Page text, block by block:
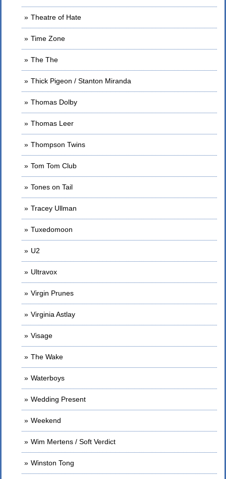
Theatre of Hate
Time Zone
The The
Thick Pigeon / Stanton Miranda
Thomas Dolby
Thomas Leer
Thompson Twins
Tom Tom Club
Tones on Tail
Tracey Ullman
Tuxedomoon
U2
Ultravox
Virgin Prunes
Virginia Astlay
Visage
The Wake
Waterboys
Wedding Present
Weekend
Wim Mertens / Soft Verdict
Winston Tong